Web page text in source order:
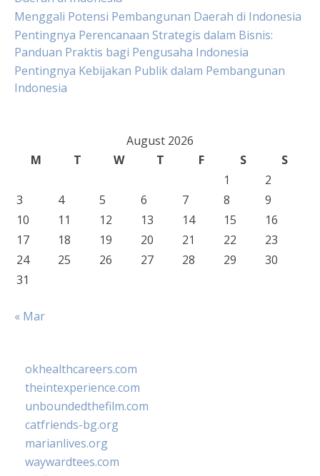
Menggali Potensi Pembangunan Daerah di Indonesia
Pentingnya Perencanaan Strategis dalam Bisnis:
Panduan Praktis bagi Pengusaha Indonesia
Pentingnya Kebijakan Publik dalam Pembangunan
Indonesia
August 2026
M
T W T F S
S
1
2
3
4 5 6 7 8
9
10
11 12 13 14 15
16
17
18 19 20 21 22
23
24
25 26 27 28 29
30
31
« Mar
okhealthcareers.com
theintexperience.com
unboundedthefilm.com
catfriends-bg.org
marianlives.org
waywardtees.com